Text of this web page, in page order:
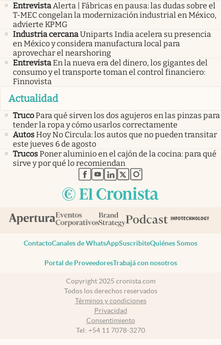
Entrevista Alerta | Fábricas en pausa: las dudas sobre el
T-MEC congelan la modernización industrial en México,
advierte KPMG
Industria cercanaUniparts India acelera su presencia
en México y considera manufactura local para
aprovechar el nearshoring
EntrevistaEn la nueva era del dinero, los gigantes del
consumo y el transporte toman el control financiero:
Finnovista
Actualidad
TrucoPara qué sirven los dos agujeros en las pinzas para
tender la ropa y cómo usarlos correctamente
AutosHoy No Circula: los autos que no pueden transitar
este jueves 6 de agosto
TrucosPoner aluminio en el cajón de la cocina: para qué
sirve y por qué lo recomiendan
abre en nueva pestaña
abre en nueva pestaña
abre en nueva pestaña
abre en nueva pestaña
abre en nueva pestaña
ContactoCanales de WhatsAppSuscribiteQuiénes Somos
Portal de ProveedoresTrabajá con nosotros
Copyright 2025 cronista.com
Todos los derechos reservados
Términos y condiciones
Privacidad
Consentimiento
Tel: +54 11 7078-3270